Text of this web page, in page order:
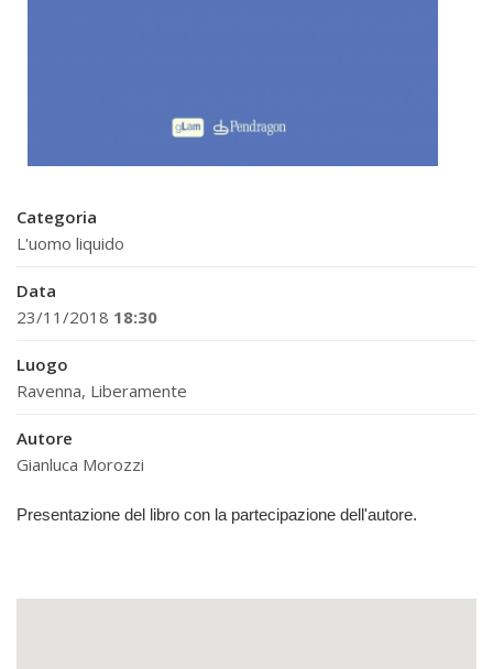
Categoria
L'uomo liquido
Data
23/11/2018 18:30
Luogo
Ravenna, Liberamente
Autore
Gianluca Morozzi
Presentazione del libro con la partecipazione dell'autore.